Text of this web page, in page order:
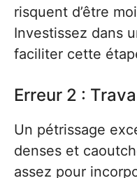
risquent d’être
Investissez dans
faciliter cette
Erreur 2 :
Un pétrissage
denses et
assez pour